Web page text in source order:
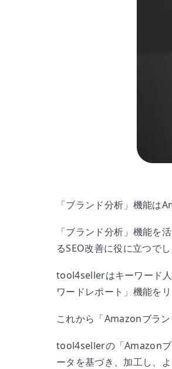
「ブランド分析」機能は
「ブランド分析」機能を
るSEO改善に役に立つでし
tool4sellerはキーワード
ワードレポート」機能をリ
これから「Amazonブラ
tool4sellerの「Amazonブ
ータを基づき、加工し、